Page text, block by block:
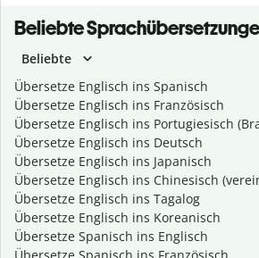
Beliebte
Beliebte
Übersetze Englisch ins Spanisch
Übersetze Englisch ins Französisch
Übersetze Englisch ins Portugiesisch
Übersetze Englisch ins Deutsch
Übersetze Englisch ins Japanisch
Übersetze Englisch ins Chinesisch
Übersetze Englisch ins Tagalog
Übersetze Englisch ins Koreanisch
Übersetze Spanisch ins Englisch